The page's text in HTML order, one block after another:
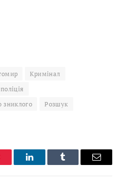
Кримінал
зниклого
Розшук
LinkedInTumblr Email